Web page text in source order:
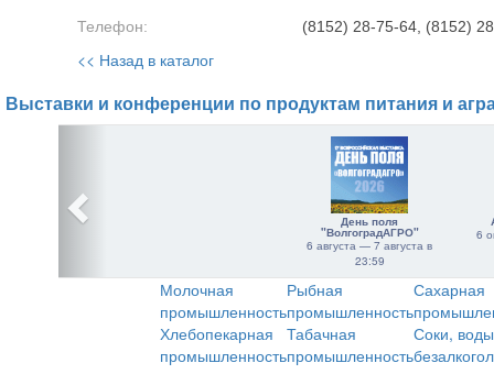
Телефон: (8152) 28-75-64, (8152)
<< Назад в каталог
Выставки и конференции по продуктам питания и
День поля
"ВолгоградАГРО"
6 августа — 7 августа в
23:59
6
Молочная
промышленность
Рыбная
промышленность
Сахарная
Хлебопекарная
промышленность
Табачная
промышленность
Соки,